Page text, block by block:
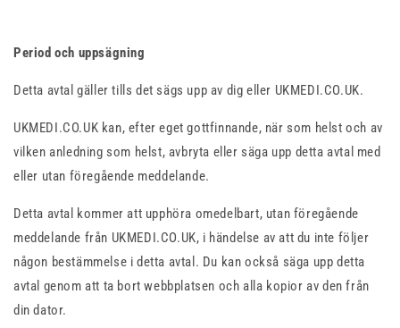
Period och uppsägning
Detta avtal gäller tills det sägs upp av dig eller UKMEDI.CO.UK.
UKMEDI.CO.UK kan, efter eget gottfinnande, när som helst och av
vilken anledning som helst, avbryta eller säga upp detta avtal med
eller utan föregående meddelande.
Detta avtal kommer att upphöra omedelbart, utan föregående
meddelande från UKMEDI.CO.UK, i händelse av att du inte följer
någon bestämmelse i detta avtal. Du kan också säga upp detta
avtal genom att ta bort webbplatsen och alla kopior av den från
din dator.